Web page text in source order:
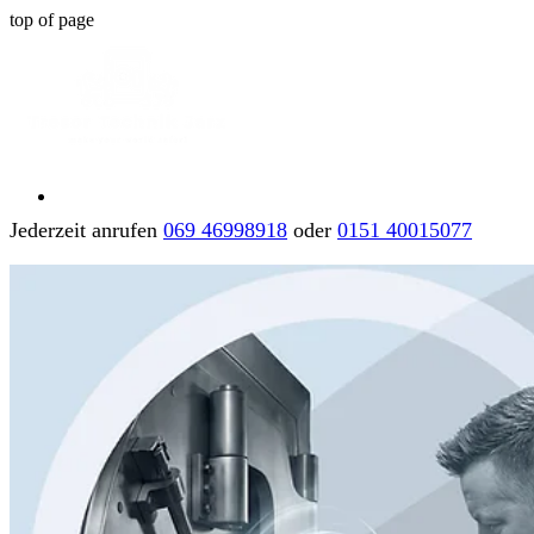
top of page
Jederzeit anrufen 069 46998918 oder 0151 40015077